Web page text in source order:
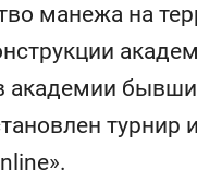
манежа на
академии